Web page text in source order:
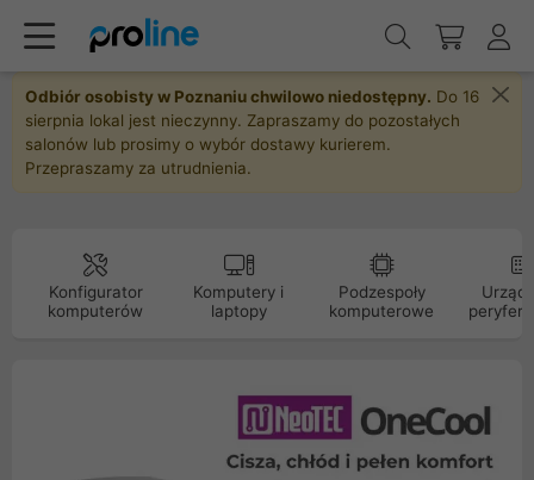
Odbiór osobisty w Poznaniu chwilowo niedostępny. Do 16
sierpnia lokal jest nieczynny. Zapraszamy do pozostałych
salonów lub prosimy o wybór dostawy kurierem.
Przepraszamy za utrudnienia.
Konfigurator
komputerów
Komputery i
laptopy
Podzespoły
komputerowe